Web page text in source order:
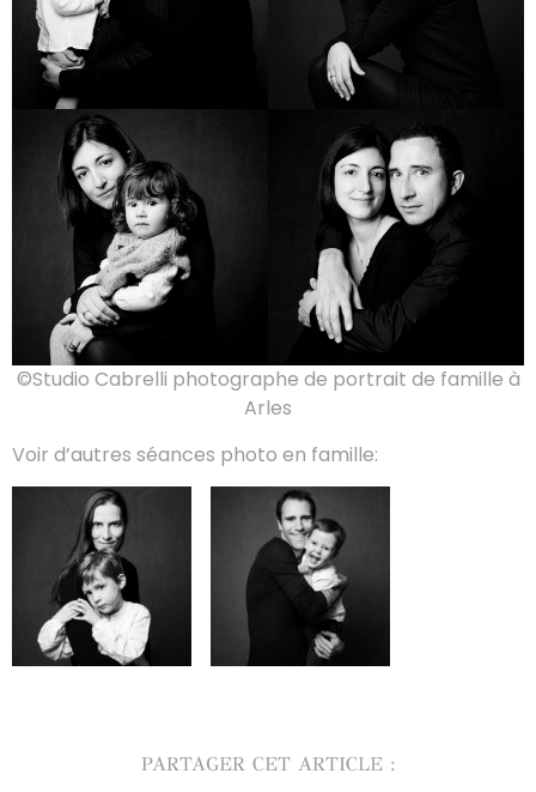
©Studio Cabrelli photographe de portrait de famille à
Arles
Voir d’autres séances photo en famille:
PARTAGER CET ARTICLE :